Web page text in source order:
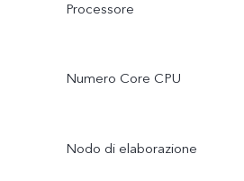
Processore
Numero Core CPU
Nodo di elaborazione